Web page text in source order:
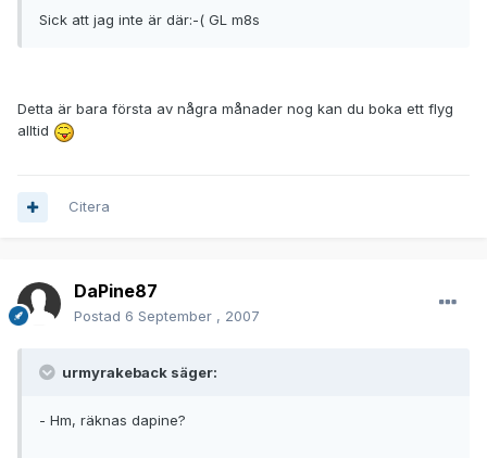
Sick att jag inte är där:-( GL m8s
Detta är bara första av några månader nog kan du boka ett flyg
alltid
Citera
DaPine87
Postad 6 September , 2007
urmyrakeback säger:
- Hm, räknas dapine?